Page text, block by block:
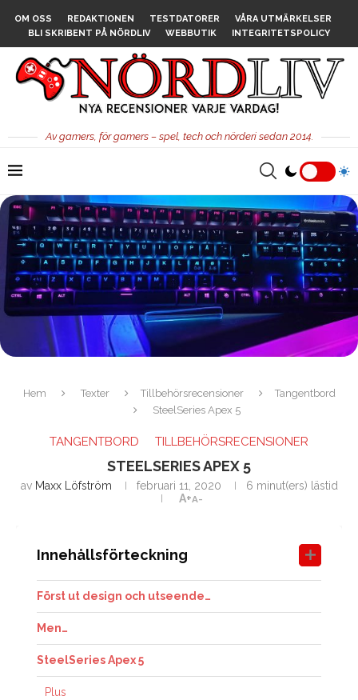
OM OSS REDAKTIONEN TESTDATORER
VÅRA UTMÄRKELSER
BLI SKRIBENT PÅ NÖRDLIV
WEBBUTIK INTEGRITETSPOLICY
Av gamers, för gamers – spel, tech och nörderi sedan 2014.
Hem Texter Tillbehörsrecensioner
Tangentbord
SteelSeries Apex 5
TANGENTBORD TILLBEHÖRSRECENSIONER
STEELSERIES APEX 5
av Maxx Löfström februari 11, 2020
6 minut(ers) lästid
A+A-
Innehållsförteckning
Först ut design och utseende…
Men…
SteelSeries Apex 5
Plus